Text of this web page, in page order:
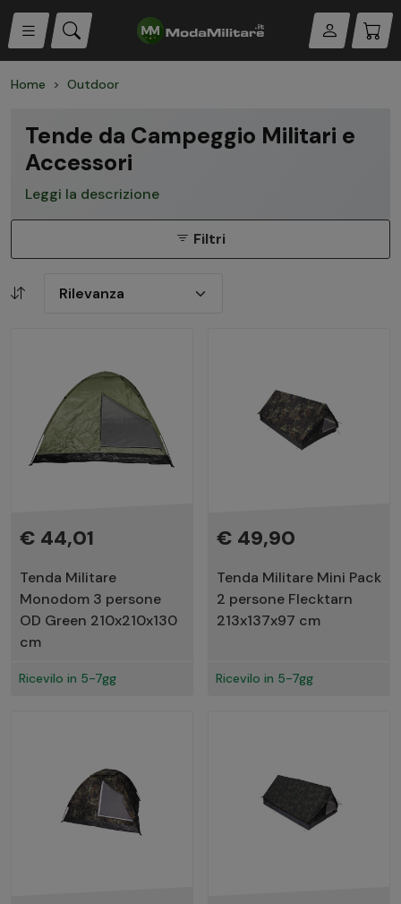
Home Outdoor
Tende da Campeggio Militari e
Accessori
Leggi la descrizione
Filtri
€ 44,01
Tenda Militare
Monodom 3 persone
OD Green 210x210x130
cm
Ricevilo in 5-7gg
€ 49,90
Tenda Militare Mini Pack
2 persone Flecktarn
213x137x97 cm
Ricevilo in 5-7gg